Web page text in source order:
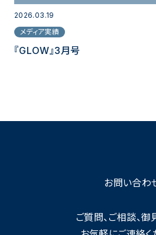
2026.03.19
メディア実績
『GLOW』3月号
お問い合わ
ご質問、ご相談、